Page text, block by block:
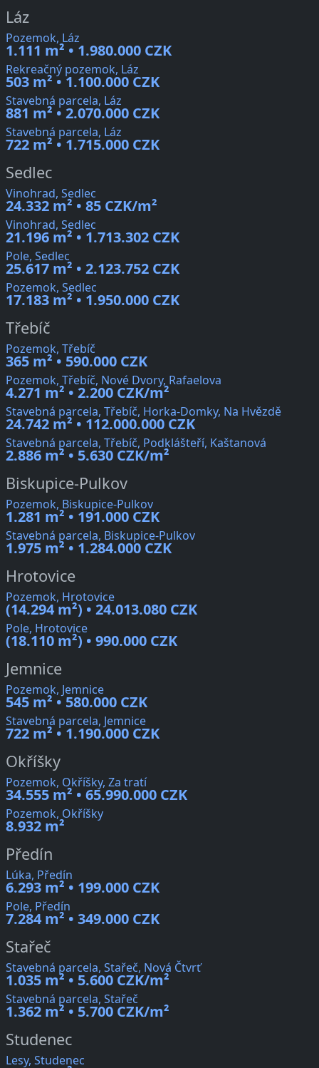
Láz
Pozemok, Láz
1.111 m² • 1.980.000 CZK
Rekreačný pozemok, Láz
503 m² • 1.100.000 CZK
Stavebná parcela, Láz
881 m² • 2.070.000 CZK
Stavebná parcela, Láz
722 m² • 1.715.000 CZK
Sedlec
Vinohrad, Sedlec
24.332 m² • 85 CZK/m²
Vinohrad, Sedlec
21.196 m² • 1.713.302 CZK
Pole, Sedlec
25.617 m² • 2.123.752 CZK
Pozemok, Sedlec
17.183 m² • 1.950.000 CZK
Třebíč
Pozemok, Třebíč
365 m² • 590.000 CZK
Pozemok, Třebíč, Nové Dvory, Rafaelova
4.271 m² • 2.200 CZK/m²
Stavebná parcela, Třebíč, Horka-Domky, Na Hvězdě
24.742 m² • 112.000.000 CZK
Stavebná parcela, Třebíč, Podklášteří, Kaštanová
2.886 m² • 5.630 CZK/m²
Biskupice-Pulkov
Pozemok, Biskupice-Pulkov
1.281 m² • 191.000 CZK
Stavebná parcela, Biskupice-Pulkov
1.975 m² • 1.284.000 CZK
Hrotovice
Pozemok, Hrotovice
(14.294 m²) • 24.013.080 CZK
Pole, Hrotovice
(18.110 m²) • 990.000 CZK
Jemnice
Pozemok, Jemnice
545 m² • 580.000 CZK
Stavebná parcela, Jemnice
722 m² • 1.190.000 CZK
Okříšky
Pozemok, Okříšky, Za tratí
34.555 m² • 65.990.000 CZK
Pozemok, Okříšky
8.932 m²
Předín
Lúka, Předín
6.293 m² • 199.000 CZK
Pole, Předín
7.284 m² • 349.000 CZK
Stařeč
Stavebná parcela, Stařeč, Nová Čtvrť
1.035 m² • 5.600 CZK/m²
Stavebná parcela, Stařeč
1.362 m² • 5.700 CZK/m²
Studenec
Lesy, Studenec